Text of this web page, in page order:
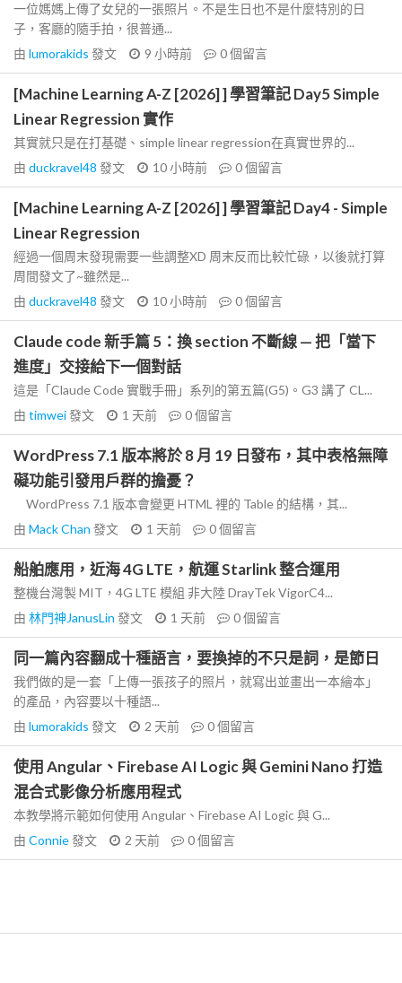
一位媽媽上傳了女兒的一張照片。不是生日也不是什麼特別的日
子，客廳的隨手拍，很普通...
由 lumorakids 發文 9 小時前 0個留言
[Machine Learning A-Z [2026] ] 學習筆記 Day5 Simple
Linear Regression 實作
其實就只是在打基礎、simple linear regression在真實世界的...
由 duckravel48 發文 10 小時前 0個留言
[Machine Learning A-Z [2026] ] 學習筆記 Day4 - Simple
Linear Regression
經過一個周末發現需要一些調整XD 周末反而比較忙碌，以後就打算
周間發文了~雖然是...
由 duckravel48 發文 10 小時前 0個留言
Claude code 新手篇 5：換 section 不斷線 — 把「當下
進度」交接給下一個對話
這是「Claude Code 實戰手冊」系列的第五篇(G5)。G3 講了 CL...
由 timwei發文 1 天前 0個留言
WordPress 7.1 版本將於 8 月 19 日發布，其中表格無障
礙功能引發用戶群的擔憂？
WordPress 7.1 版本會變更 HTML 裡的 Table 的結構，其...
由 Mack Chan 發文 1 天前 0個留言
船舶應用，近海 4G LTE，航運 Starlink 整合運用
整機台灣製 MIT，4G LTE 模組 非大陸 DrayTek VigorC4...
由 林門神JanusLin 發文 1 天前 0個留言
同一篇內容翻成十種語言，要換掉的不只是詞，是節日
我們做的是一套「上傳一張孩子的照片，就寫出並畫出一本繪本」
的產品，內容要以十種語...
由 lumorakids 發文 2 天前 0個留言
使用 Angular、Firebase AI Logic 與 Gemini Nano 打造
混合式影像分析應用程式
本教學將示範如何使用 Angular、Firebase AI Logic 與 G...
由 Connie發文 2 天前 0個留言